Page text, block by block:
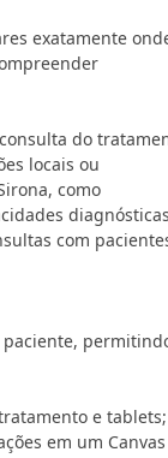
exatamente
do
locais ou
como
diagnósticas
com
paciente,
e tablets;
em um Canvas